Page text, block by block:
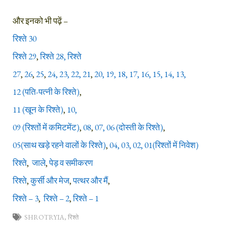
और इनको भी पढ़ें –
रिश्ते 30
रिश्ते 29,रिश्ते 28,रिश्ते
27,26,25,24,23,22,21,20, 19, 18, 17, 16, 15, 14, 13,
12 (पति-पत्नी के रिश्ते),
11 (खून के रिश्ते), 10,
09 (रिश्तों में कमिटमेंट),08,07,06 (दोस्ती के रिश्ते),
05(साथ खड़े रहने वालों के रिश्ते),04,03,02,01(रिश्तों में निवेश)
रिश्ते,जाले,पेड़ व समीकरण
रिश्ते,कुर्सी और मेज,पत्थर और मैं,
रिश्ते – 3,रिश्ते – 2,रिश्ते – 1
SHROTRYIA, रिश्ते